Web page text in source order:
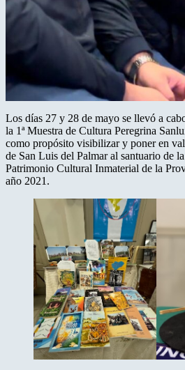
Los días 27 y 28 de mayo se llevó a
la 1ª Muestra de Cultura Peregrina
como propósito visibilizar y poner en
de San Luis del Palmar al santuario de
Patrimonio Cultural Inmaterial de la
año 2021.